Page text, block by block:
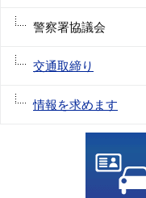
警察署協議会
交通取締り
情報を求めます